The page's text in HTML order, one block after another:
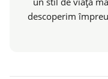
descoperim